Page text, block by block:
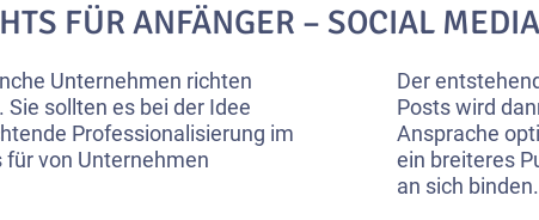
FÜR ANFÄNGER – SOCIAL
Unternehmen richten
sollten es bei der Idee
Professionalisierung im
für von Unternehmen
Der
Posts wird
Ansprache
ein breiteres
an sich binden.